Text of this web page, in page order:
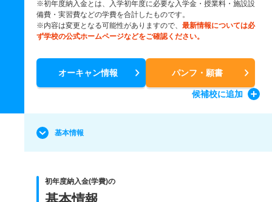
※初年度納入金とは、入学初年度に必要な入学金・授業料・施設設
備費・実習費などの学費を合計したものです。
※内容は変更となる可能性がありますので、 最新情報については必
ず学校の公式ホームページなどをご確認ください。
オーキャン情報 パンフ・願書
候補校に追加
基本情報
初年度納入金(学費)の